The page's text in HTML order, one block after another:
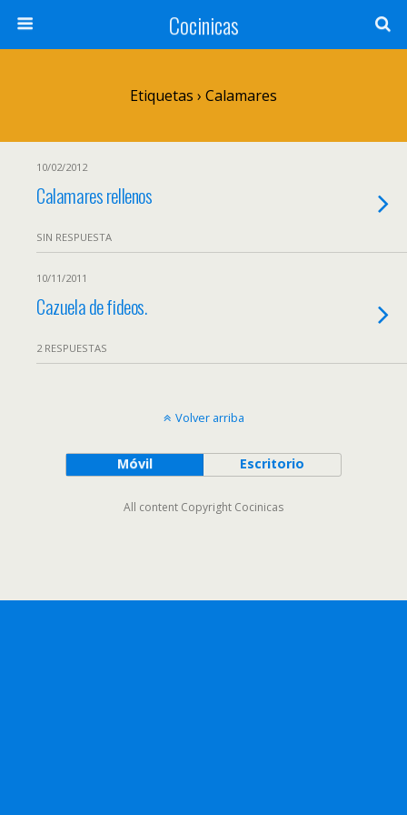
Cocinicas
Etiquetas › Calamares
10/02/2012
Calamares rellenos
SIN RESPUESTA
10/11/2011
Cazuela de fideos.
2 RESPUESTAS
Volver arriba
Móvil Escritorio
All content Copyright Cocinicas